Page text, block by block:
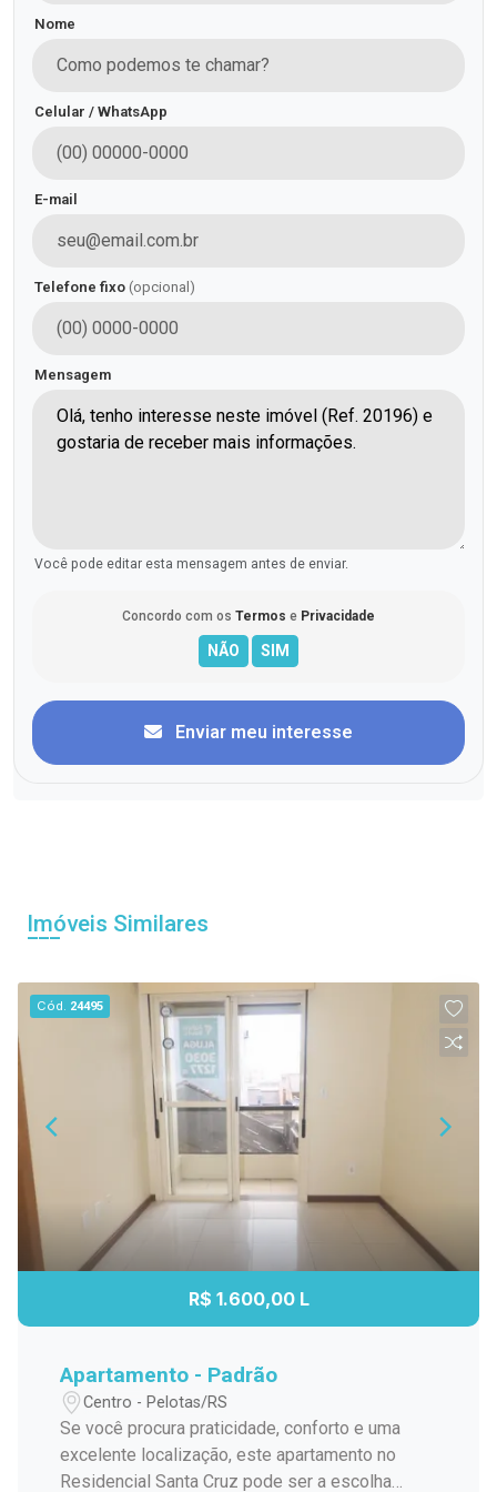
Nome
Celular / WhatsApp
E-mail
Telefone fixo (opcional)
Mensagem
Você pode editar esta mensagem antes de enviar.
Concordo com os Termos e Privacidade
Enviar meu interesse
Imóveis Similares
Cód. 24495
R$ 1.600,00 L
Apartamento - Padrão
Centro - Pelotas/RS
Se você procura praticidade, conforto e uma
excelente localização, este apartamento no
Residencial Santa Cruz pode ser a escolha